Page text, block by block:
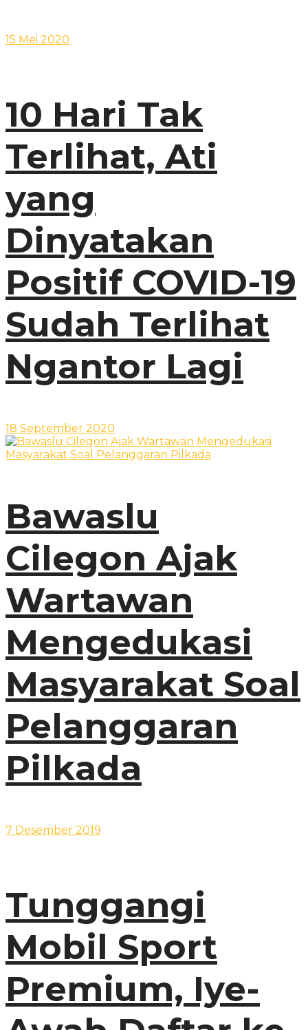
15 Mei 2020
10 Hari Tak
Terlihat, Ati
yang
Dinyatakan
Positif COVID-19
Sudah Terlihat
Ngantor Lagi
18 September 2020
Bawaslu
Cilegon Ajak
Wartawan
Mengedukasi
Masyarakat Soal
Pelanggaran
Pilkada
7 Desember 2019
Tunggangi
Mobil Sport
Premium, Iye-